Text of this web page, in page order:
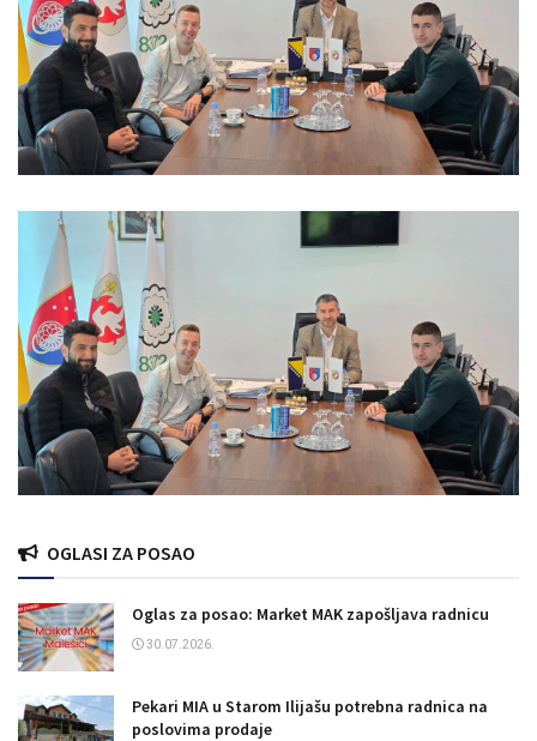
OGLASI ZA POSAO
Oglas za posao: Market MAK zapošljava radnicu
30.07.2026.
Pekari MIA u Starom Ilijašu potrebna radnica na
poslovima prodaje